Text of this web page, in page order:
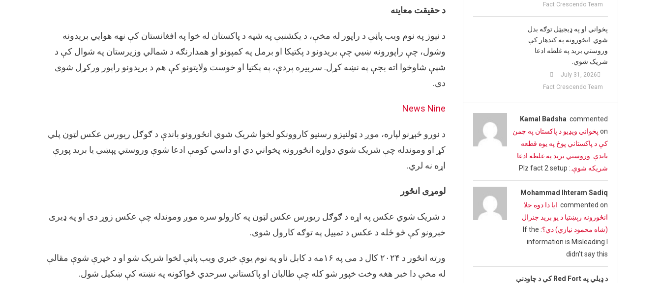
د حقیقت معاینه
د نیوز په نوم ویب پاڼې د راپور له مخې، د یکشنبې په شپه د پاکستان له خوا په افغانستان کې نهه هوايي بریدونه
وشول، چې راپورونه ښیي چې بریدونو د پکتیکا او برمل په کمپونو او همدارنګه د شمالي وزیرستان په شوال کې د
شپې شاوخوا اته بجې په نښه کړل. سربیره پردې، په پکتیا او خوست ولایتونو کې هم د بریدونو راپور ورکړل شوی
دی.
News Nine
د نورو څېړنو لپاره، موږ د ټولنیزو رسنیو کاروونکو لخوا شریک شوي انځورونو باندې د ګوګل ریورس عکس لټون پلي
کړ او وموندله چې شریک شوي دواړه انځورونه پخواني دي او داسي کومې ادعا شوې وروستي پېښې يا بريد پورې
اړه نه لري.
لومړی انځور
د شریک شوي عکس په اړه د ګوګل ریورس عکس لټون په کارولو سره موږ وموندله چې عکس زوړ دی او په ډیری
خبرونو کې څو ځله د عکس د تمبیل په توګه کارول شوی.
ورته انځور د ۲۰۲۴ کال د می په ۱۶مه د کابل ناو په نوم یوې خبري ویب پاڼې لخوا شریک شو او د خپرې شوې مقالې
له مخې دا خبر هغه وخت خپور شو کله چې طالبان او پاکستاني سرحدي ځواکونه په نښته کې ښکیل شول.
Fact Crescendo Team
پخواني او په ډيجيټل توګه بدل
شوي انځورونه په کندهار کې
وروستي برید په غلطه ادعا
شریک شوي.
July 31, 2026
Fact Crescendo Team
Kamal Badsha commented
on پخواني ویډیو د پاکستان په چمن
کې د پاکستاني پوځ په یوه قطعه
باندې وروستي برید په غلطه ادعا
شریکه شوې. : Plz fact 2 setup
Mohammad Ihteram Sadiq
commented on ایا دا دوه جلا
انځورونه رېښتیا د یو برید جنرال
(شاه محمود نیازي) دي؟ : If the
information is Misleading I
didn't say this
د ډیلي په Red Fort کې د چاودنې